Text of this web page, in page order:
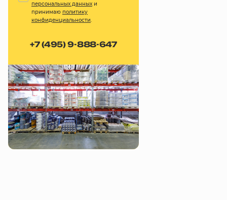
персональных данных и
принимаю политику
конфиденциальности.
+7 (495) 9-888-647